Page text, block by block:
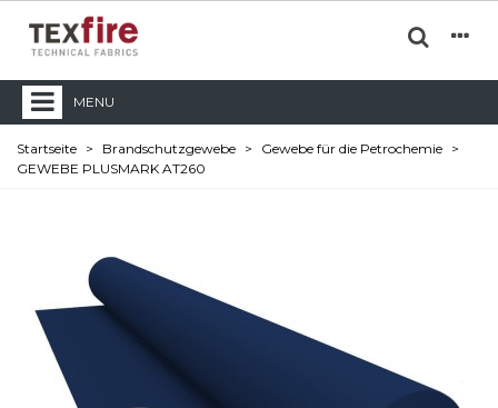
MENU
Startseite > Brandschutzgewebe > Gewebe für die Petrochemie >
GEWEBE PLUSMARK AT260